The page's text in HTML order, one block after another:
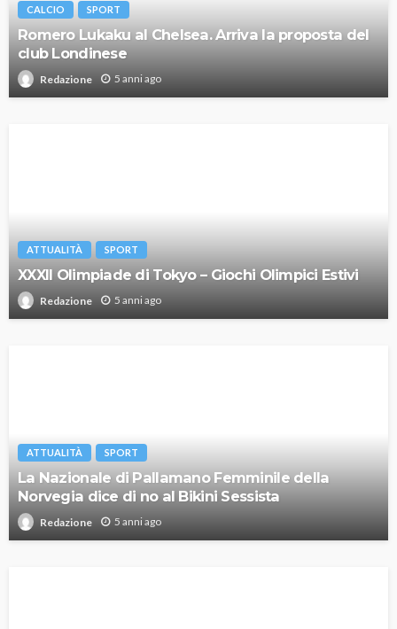
CALCIO SPORT
Romero Lukaku al Chelsea. Arriva la proposta del
club Londinese
Redazione 5 anni ago
ATTUALITÀ SPORT
XXXII Olimpiade di Tokyo – Giochi Olimpici Estivi
Redazione 5 anni ago
ATTUALITÀ SPORT
La Nazionale di Pallamano Femminile della
Norvegia dice di no al Bikini Sessista
Redazione 5 anni ago